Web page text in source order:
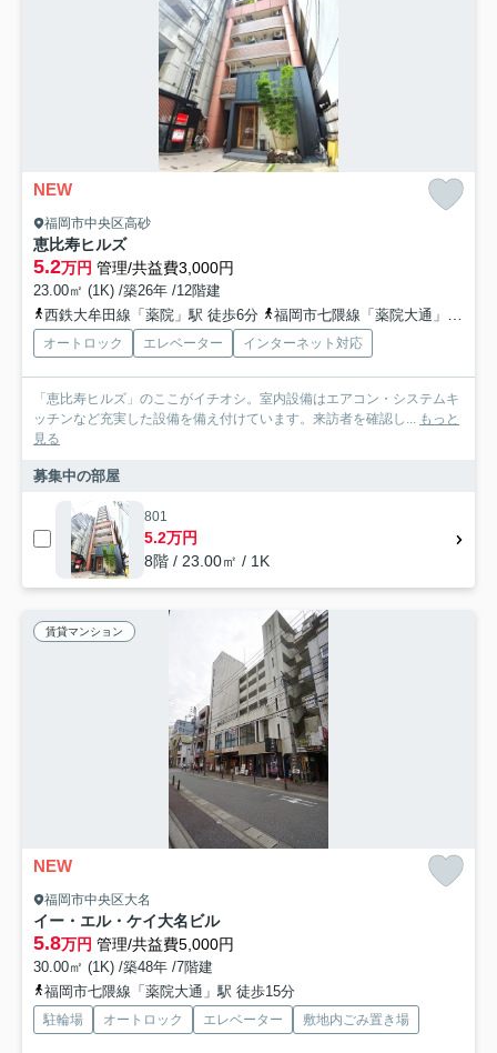
NEW
福岡市中央区高砂
恵比寿ヒルズ
5.2万円 管理/共益費3,000円
23.00㎡ (1K) /築26年 /12階建
西鉄大牟田線「薬院」駅 徒歩6分
福岡市七隈線「薬院大通」駅 徒歩13分
オートロック エレベーター インターネット対応
「恵比寿ヒルズ」のここがイチオシ。室内設備はエアコン・システムキ
ッチンなど充実した設備を備え付けています。来訪者を確認し...
もっと
見る
募集中の部屋
801
5.2万円
8階 / 23.00㎡ / 1K
賃貸マンション
NEW
福岡市中央区大名
イー・エル・ケイ大名ビル
5.8万円 管理/共益費5,000円
30.00㎡ (1K) /築48年 /7階建
福岡市七隈線「薬院大通」駅 徒歩15分
駐輪場 オートロック エレベーター 敷地内ごみ置き場